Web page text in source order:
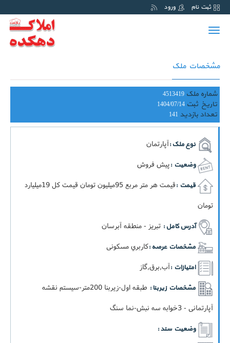
ثبت نام ورود
Toggle
مشخصات ملک
شماره ملک 4513419
تاریخ ثبت 1404/07/14
تعداد بازدید 141
نوع ملک :آپارتمان
وضعیت :پیش فروش
قیمت :
قيمت هر متر مربع 95ميليون تومان قيمت کل 19ميليارد
تومان
آدرس کامل : تبریز - منطقه آبرسان
مشخصات عرصه :کاربري مسکونی
امتیازات :آب,برق,گاز
مشخصات زیربنا :
طبقه اول-زيربنا 200متر-سيستم نقشه
آپارتمانی - 3خوابه سه نبش-نما سنگ
وضعیت سند :